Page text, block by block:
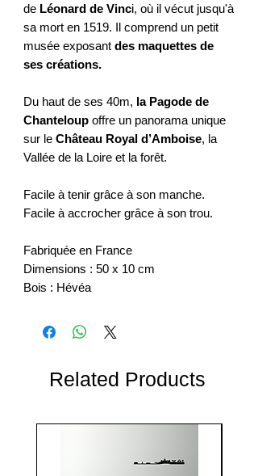
de Léonard de Vinci, où il vécut jusqu'à
sa mort en 1519. Il comprend un petit
musée exposant des maquettes de
ses créations.
Du haut de ses 40m, la Pagode de
Chanteloup offre un panorama unique
sur le Château Royal d’Amboise, la
Vallée de la Loire et la forêt.
Facile à tenir grâce à son manche.
Facile à accrocher grâce à son trou.
Fabriquée en France
Dimensions : 50 x 10 cm
Bois : Hévéa
Related Products